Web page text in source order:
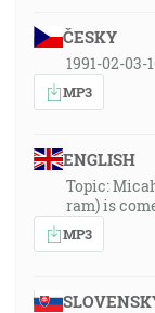
ČESKY
1991-02-03-
MP3
ENGLISH
Topic:
ram) is
MP3